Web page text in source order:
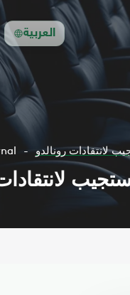
العربية
لانتقادات رونالدو